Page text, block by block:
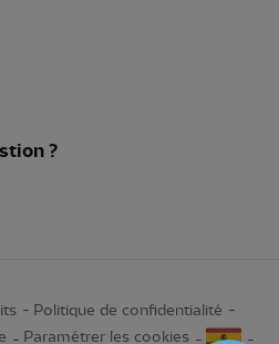
?
Politique de confidentialité
Paramétrer les cookies